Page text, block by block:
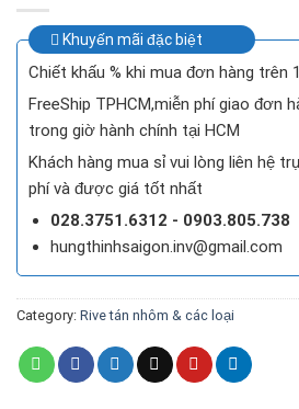
Khuyến mãi đặc biệt
Chiết khấu % khi mua đơn hàng trên
FreeShip TPHCM,miễn phí giao đơn
trong giờ hành chính tại HCM
Khách hàng mua sỉ vui lòng liên hệ
phí và được giá tốt nhất
028.3751.6312 - 0903.805.738
hungthinhsaigon.inv@gmail.com
Category: Rive tán nhôm & các loại